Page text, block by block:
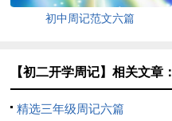
初中周记范文六篇
【初二开学周记】相关文章：
精选三年级周记六篇